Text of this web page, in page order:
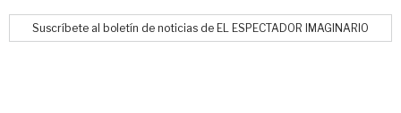
Suscríbete al boletín de noticias de EL ESPECTADOR IMAGINARIO